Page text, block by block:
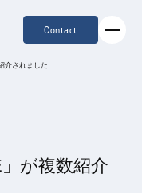
Contact
介されました
が複数紹介